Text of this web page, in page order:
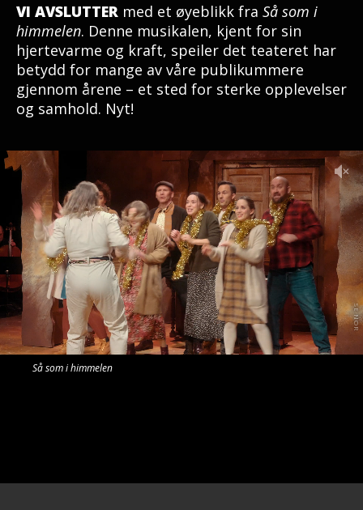
VI AVSLUTTER med et øyeblikk fra Så som i
himmelen. Denne musikalen, kjent for sin
hjertevarme og kraft, speiler det teateret har
betydd for mange av våre publikummere
gjennom årene – et sted for sterke opplevelser
og samhold. Nyt!
Så som i himmelen